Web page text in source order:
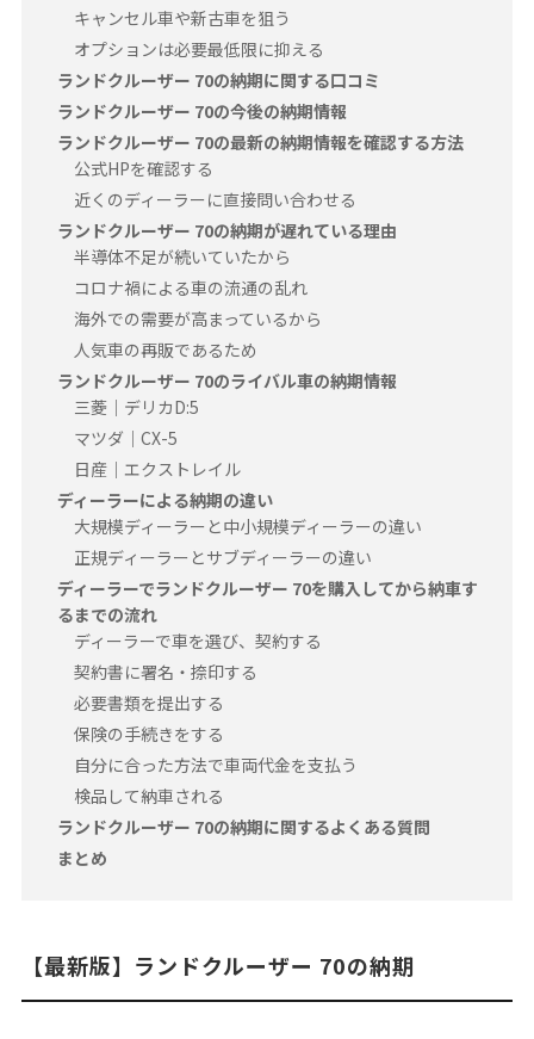
キャンセル車や新古車を狙う
オプションは必要最低限に抑える
ランドクルーザー 70の納期に関する口コミ
ランドクルーザー 70の今後の納期情報
ランドクルーザー 70の最新の納期情報を確認する方法
公式HPを確認する
近くのディーラーに直接問い合わせる
ランドクルーザー 70の納期が遅れている理由
半導体不足が続いていたから
コロナ禍による車の流通の乱れ
海外での需要が高まっているから
人気車の再販であるため
ランドクルーザー 70のライバル車の納期情報
三菱｜デリカD:5
マツダ｜CX-5
日産｜エクストレイル
ディーラーによる納期の違い
大規模ディーラーと中小規模ディーラーの違い
正規ディーラーとサブディーラーの違い
ディーラーでランドクルーザー 70を購入してから納車す
るまでの流れ
ディーラーで車を選び、契約する
契約書に署名・捺印する
必要書類を提出する
保険の手続きをする
自分に合った方法で車両代金を支払う
検品して納車される
ランドクルーザー 70の納期に関するよくある質問
まとめ
【最新版】ランドクルーザー 70の納期